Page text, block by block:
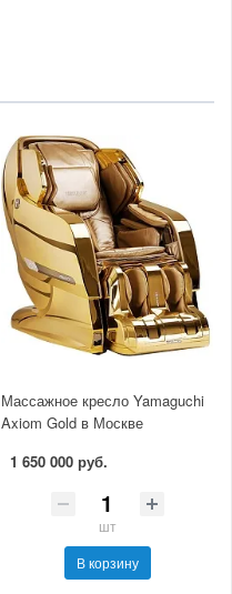
Массажное кресло Yamaguchi
Axiom Gold в Москве
1 650 000 руб.
шт
В корзину